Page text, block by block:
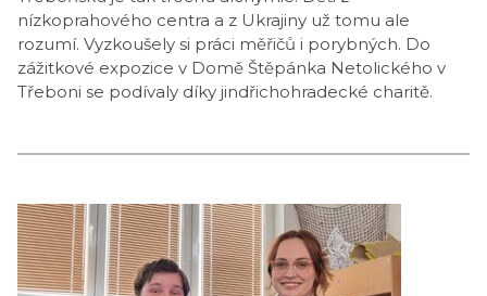
nízkoprahového centra a z Ukrajiny už tomu ale
rozumí. Vyzkoušely si práci měřičů i porybných. Do
zážitkové expozice v Domě Štěpánka Netolického v
Třeboni se podívaly díky jindřichohradecké charitě.